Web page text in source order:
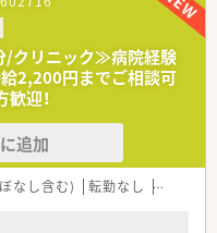
をしていただきます。
骨骨折や頸部骨折など整形外
科では糖尿病の患者様が中心
/クリニック≫病院経験
2,200円までご相談可
迎！
追加
なし含む) 転勤なし シフト制